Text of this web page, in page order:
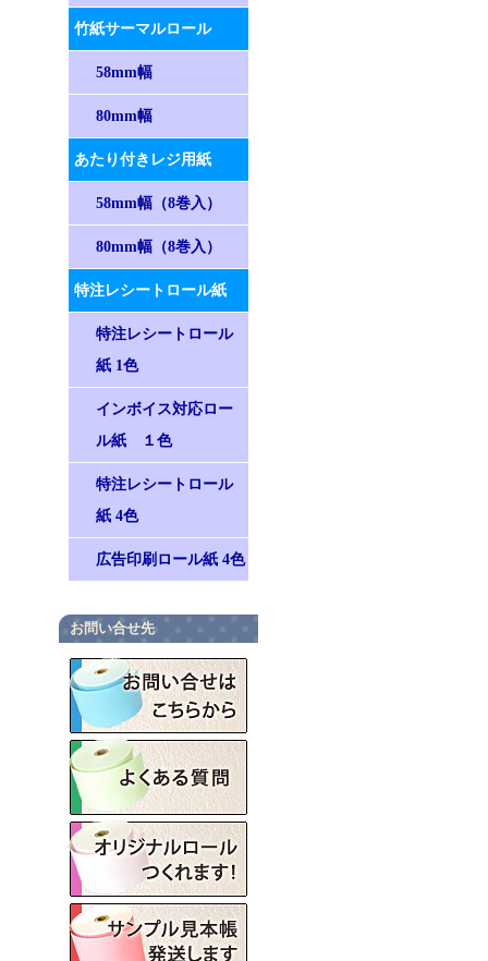
竹紙サーマルロール
58mm幅
80mm幅
あたり付きレジ用紙
58mm幅（8巻入）
80mm幅（8巻入）
特注レシートロール紙
特注レシートロール
紙 1色
インボイス対応ロー
ル紙 １色
特注レシートロール
紙 4色
広告印刷ロール紙 4色
お問い合せ先